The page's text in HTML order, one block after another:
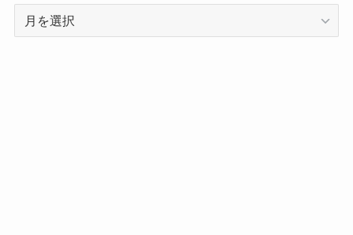
一